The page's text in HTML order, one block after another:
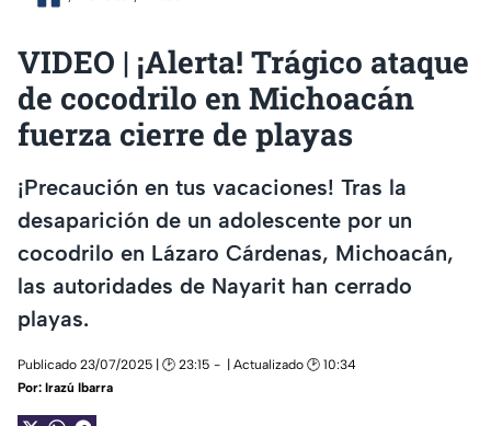
VIDEO | ¡Alerta! Trágico ataque
de cocodrilo en Michoacán
fuerza cierre de playas
¡Precaución en tus vacaciones! Tras la
desaparición de un adolescente por un
cocodrilo en Lázaro Cárdenas, Michoacán,
las autoridades de Nayarit han cerrado
playas.
Publicado 23/07/2025 | 🕑 23:15
| Actualizado 🕑 10:34
Por: Irazú Ibarra